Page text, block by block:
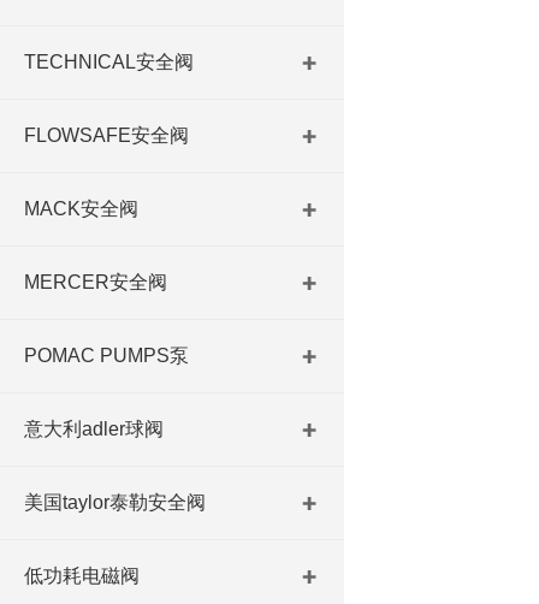
TECHNICAL安全阀
FLOWSAFE安全阀
MACK安全阀
MERCER安全阀
POMAC PUMPS泵
意大利adler球阀
美国taylor泰勒安全阀
低功耗电磁阀